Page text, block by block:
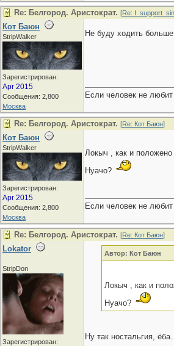
Re: Белгород. Аристократ. [Re:
Кот Баюн
StripWalker
Зарегистрирован:
Apr 2015
Сообщения: 2,800
Москва
Не буду ходить
Если человек не любит
Re: Белгород. Аристократ. [Re: Кот Баюн]
Кот Баюн
StripWalker
Зарегистрирован:
Apr 2015
Сообщения: 2,800
Москва
Локыч , как и положено
Нуачо?
Если человек не любит
Re: Белгород. Аристократ. [Re: Кот Баюн]
Lokator
StripDon
Зарегистрирован:
Автор: Кот Баюн
Локыч , как и
Нуачо?
Ну так ностальгия,